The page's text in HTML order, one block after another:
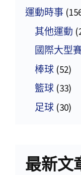
運動時事
其他運動
國際大型
棒球 (52)
籃球 (33)
足球 (30)
最新文